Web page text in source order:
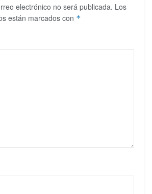
electrónico no será publicada. Los
están marcados con *